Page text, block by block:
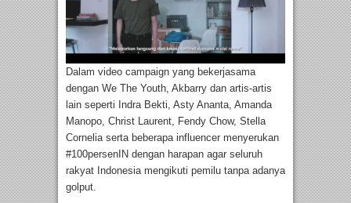
Dalam video campaign yang bekerjasama
dengan We The Youth, Akbarry dan artis-artis
lain seperti Indra Bekti, Asty Ananta, Amanda
Manopo, Christ Laurent, Fendy Chow, Stella
Cornelia serta beberapa influencer menyerukan
#100persenIN dengan harapan agar seluruh
rakyat Indonesia mengikuti pemilu tanpa adanya
golput.